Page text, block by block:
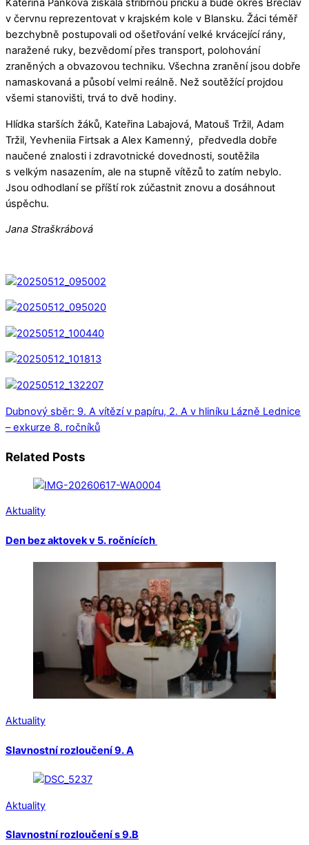
Kateřina Pánková získala stříbrnou příčku a bude okres Břeclav
v červnu reprezentovat v krajském kole v Blansku. Žáci téměř
bezchybně postupovali od ošetřování velké krvácející rány,
naražené ruky, bezvědomí přes transport, polohování
zraněných a obvazovou techniku. Všechna zranění jsou dobře
namaskovaná a působí velmi reálně. Než soutěžící projdou
všemi stanovišti, trvá to dvě hodiny.
Hlídka starších žáků, Kateřina Labajová, Matouš Tržil, Adam
Tržil, Yevheniia Firtsak a Alex Kamenný, předvedla dobře
naučené znalosti i zdravotnické dovednosti, soutěžila
s velkým nasazením, ale na stupně vítězů to zatím nebylo.
Jsou odhodlaní se příští rok zúčastnit znovu a dosáhnout
úspěchu.
Jana Straškrábová
Dubnový sběr: 9. A vítězí v papíru, 2. A v hliníku Lázně Lednice
– exkurze 8. ročníků
Related Posts
Aktuality
Den bez aktovek v 5. ročnících
Aktuality
Slavnostní rozloučení 9. A
Aktuality
Slavnostní rozloučení s 9.B